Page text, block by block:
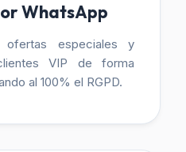
WhatsApp
ofertas especiales y
VIP de forma
al 100% el RGPD.